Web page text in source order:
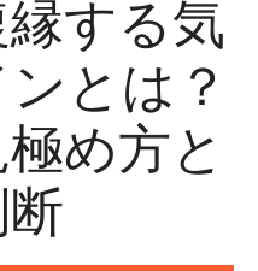
する気
とは？
め方と